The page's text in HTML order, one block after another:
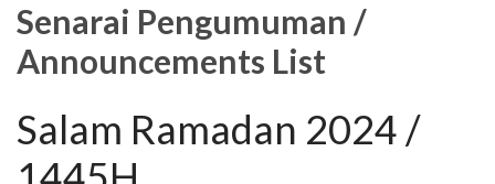
Senarai Pengumuman /
Announcements List
Salam Ramadan 2024 /